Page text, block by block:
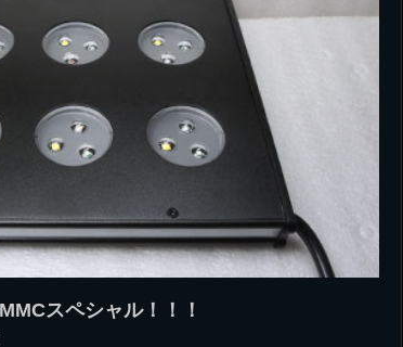
スペシャル！！！